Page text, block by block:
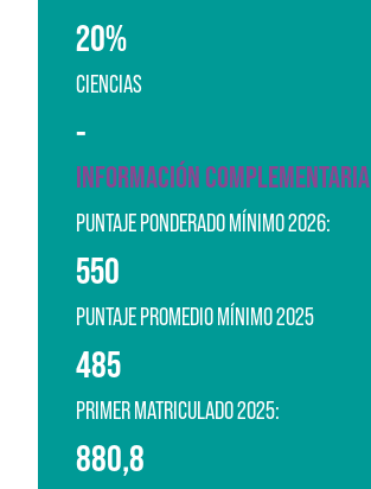
20%
CIENCIAS
-
INFORMACIÓN COMPLEMENTARIA
PUNTAJE PONDERADO MÍNIMO 2026:
550
PUNTAJE PROMEDIO MÍNIMO 2025
485
PRIMER MATRICULADO 2025:
880,8